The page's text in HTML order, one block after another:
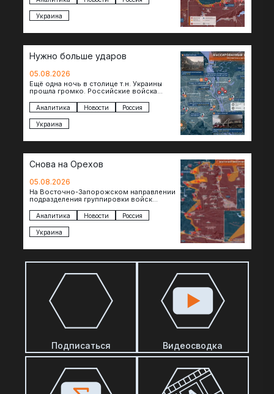
ожесточенные бои за окраины…
Украина
Нужно больше ударов
05.08.2026
Ещё одна ночь в столице т.н. Украины
прошла громко. Российские войска
объекты и предприятия в Киеве и
окрестностях….
Аналитика Новости Россия
Украина
Снова на Орехов
05.08.2026
На Восточно-Запорожском направлении
подразделения группировки войск
фронта. Взятая после продолжительного
наступления пауза позволила
восстановить боеспособность…
Аналитика Новости Россия
Украина
Подписаться Видеосводка